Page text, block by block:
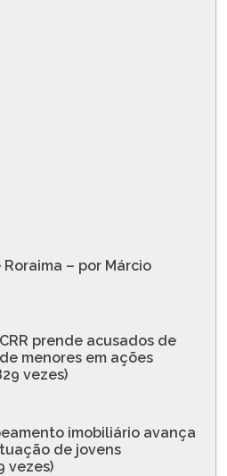
– por Márcio
prende acusados de
menores em ações
vezes)
imobiliário avança
de jovens
vezes)